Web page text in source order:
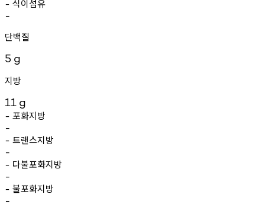
- 식이섬유
-
단백질
5 g
지방
11 g
- 포화지방
-
- 트랜스지방
-
- 다불포화지방
-
- 불포화지방
-